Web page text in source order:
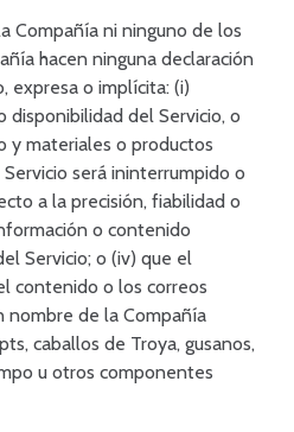
Compañía ni ninguno de los
hacen ninguna declaración
expresa o implícita: (i)
disponibilidad del Servicio, o
y materiales o productos
será ininterrumpido o
a la precisión, fiabilidad o
o contenido
Servicio; o (iv) que el
contenido o los correos
nombre de la Compañía
caballos de Troya, gusanos,
u otros componentes